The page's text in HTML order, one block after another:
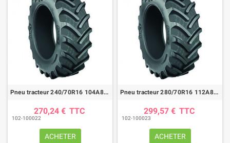
Pneu tracteur 240/70R16 104A8/B AGRIMAX RT765
270,24 € TTC
102-100022
ACHETER
Pneu tracteur 280/70R16 112A8/B AGRIMAX RT765
299,57 € TTC
102-100023
ACHETER